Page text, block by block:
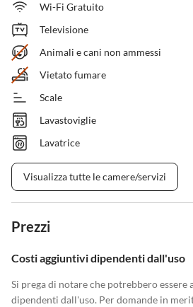
Wi-Fi Gratuito
Televisione
Animali e cani non ammessi
Vietato fumare
Scale
Lavastoviglie
Lavatrice
Visualizza tutte le camere/servizi
Prezzi
Costi aggiuntivi dipendenti dall'uso
Si prega di notare che potrebbero
dipendenti dall'uso. Per domande in